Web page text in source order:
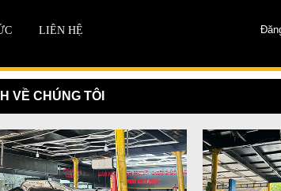
LIÊN HỆ
VỀ CHÚNG TÔI